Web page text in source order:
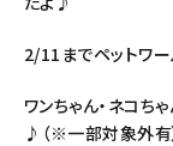
2/11までペットワ
ワンちゃん・ネコち
♪（※一部対象外有